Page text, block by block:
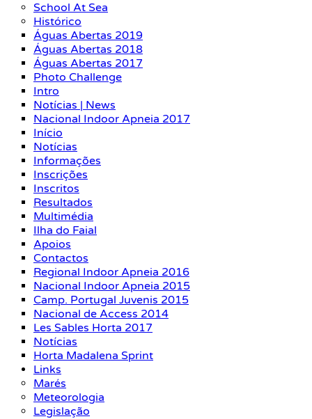
School At Sea
Histórico
Águas Abertas 2019
Águas Abertas 2018
Águas Abertas 2017
Photo Challenge
Intro
Notícias | News
Nacional Indoor Apneia 2017
Início
Notícias
Informações
Inscrições
Inscritos
Resultados
Multimédia
Ilha do Faial
Apoios
Contactos
Regional Indoor Apneia 2016
Nacional Indoor Apneia 2015
Camp. Portugal Juvenis 2015
Nacional de Access 2014
Les Sables Horta 2017
Notícias
Horta Madalena Sprint
Links
Marés
Meteorologia
Legislação